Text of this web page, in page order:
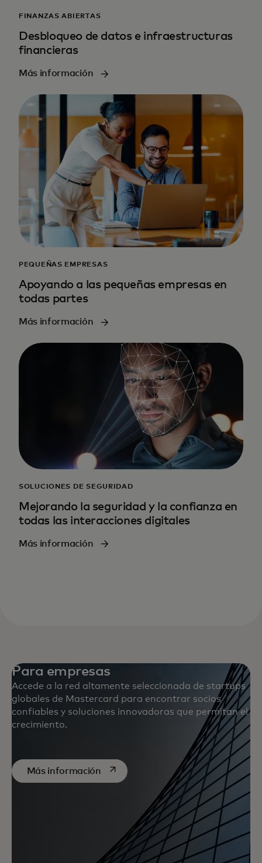
FINANZAS ABIERTAS
Desbloqueo de datos e infraestructuras
financieras
Más información
PEQUEÑAS EMPRESAS
Apoyando a las pequeñas empresas en
todas partes
Más información
SOLUCIONES DE SEGURIDAD
Mejorando la seguridad y la confianza en
todas las interacciones digitales
Más información
Para empresas
Accede a la red altamente seleccionada de startups
globales de Mastercard para encontrar socios
confiables y soluciones innovadoras que permitan el
crecimiento.
Más informaciónse abre en una pestaña nueva